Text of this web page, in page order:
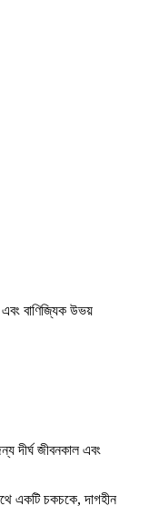
এবং বাণিজ্যিক উভয়
দীর্ঘ জীবনকাল এবং
একটি চকচকে, দাগহীন